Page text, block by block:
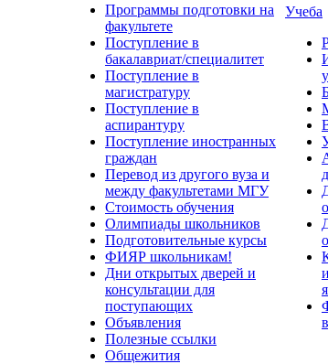
Программы подготовки на
факультете
Поступление в
бакалавриат/специалитет
Поступление в
магистратуру
Поступление в
аспирантуру
Поступление иностранных
граждан
Перевод из другого вуза и
между факультетами МГУ
Стоимость обучения
Олимпиады школьников
Подготовительные курсы
ФИЯР школьникам!
Дни открытых дверей и
консультации для
поступающих
Объявления
Полезные ссылки
Общежития
Учеба